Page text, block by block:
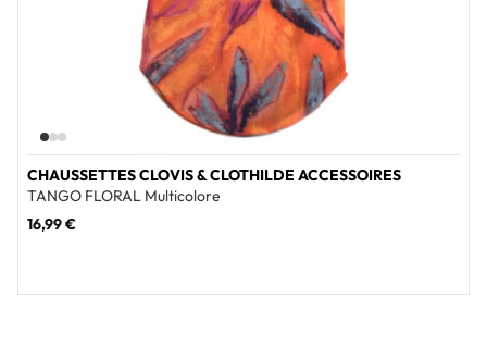
CHAUSSETTES CLOVIS & CLOTHILDE ACCESSOIRES
TANGO FLORAL Multicolore
16,99 €